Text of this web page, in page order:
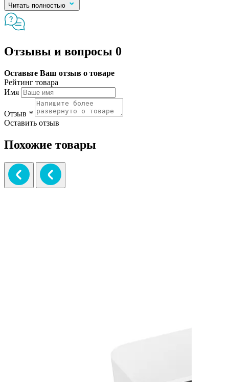
Читать полностью
Отзывы и вопросы 0
Оставьте Ваш отзыв о товаре
Рейтинг товара
Имя
Отзыв *
Оставить отзыв
Похожие товары